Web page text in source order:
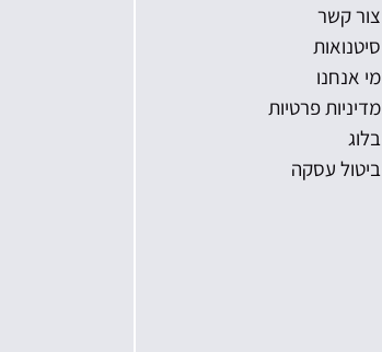
צור קשר
סיטנואות
מי אנחנו
מדיניות פרטיות
בלוג
ביטול עסקה